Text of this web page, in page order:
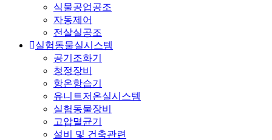
식물공업공조
자동제어
전살실공조
실험동물실시스템
공기조화기
청정장비
항온항습기
유니트저온실시스템
실험동물장비
고압멸균기
설비 및 건축관련